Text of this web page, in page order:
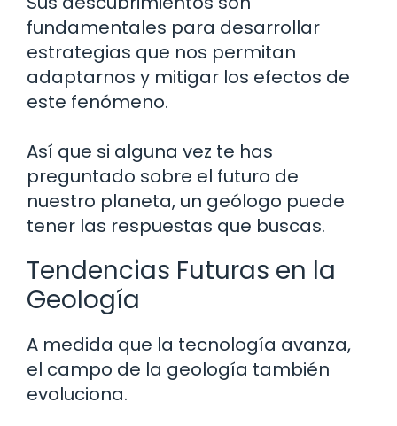
fundamentales para desarrollar
estrategias que nos permitan
adaptarnos y mitigar los efectos de
este fenómeno.
Así que si alguna vez te has
preguntado sobre el futuro de
nuestro planeta, un geólogo puede
tener las respuestas que buscas.
Tendencias Futuras en la
Geología
A medida que la tecnología avanza,
el campo de la geología también
evoluciona.